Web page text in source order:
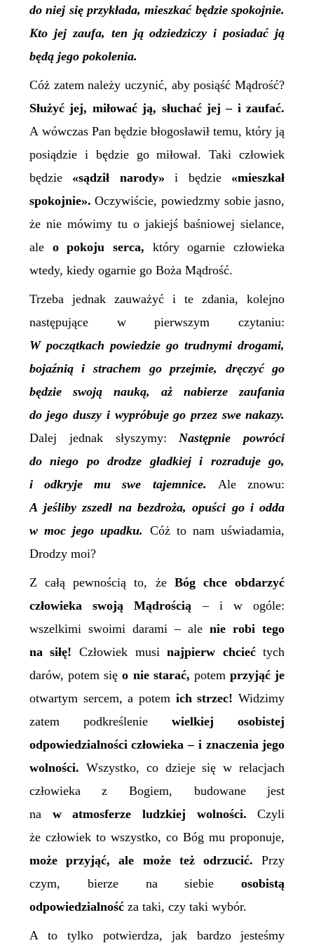
do niej się przykłada, mieszkać będzie spokojnie.
Kto jej zaufa, ten ją odziedziczy i posiadać ją
będą jego pokolenia.
Cóż zatem należy uczynić, aby posiąść Mądrość?
Służyć jej, miłować ją, słuchać jej – i zaufać.
A wówczas Pan będzie błogosławił temu, który ją
posiądzie i będzie go miłował. Taki człowiek
będzie«sądził narody»i będzie«mieszkał
spokojnie».Oczywiście, powiedzmy sobie jasno,
że nie mówimy tu o jakiejś baśniowej sielance,
ale o pokoju serca, który ogarnie człowieka
wtedy, kiedy ogarnie go Boża Mądrość.
Trzeba jednak zauważyć i te zdania, kolejno
następujące w pierwszym czytaniu:
W początkach powiedzie go trudnymi drogami,
bojaźnią i strachem go przejmie, dręczyć go
będzie swoją nauką, aż nabierze zaufania
do jego duszy i wypróbuje go przez swe nakazy.
Dalej jednak słyszymy:Następnie powróci
do niego po drodze gładkiej i rozraduje go,
i odkryje mu swe tajemnice.
Ale znowu:
A jeśliby zszedł na bezdroża, opuści go i odda
w moc jego upadku. Cóż to nam uświadamia,
Drodzy moi?
Z całą pewnością to, że Bóg chce obdarzyć
człowieka swoją Mądrością– i w ogóle:
wszelkimi swoimi darami – alenie robi tego
na siłę! Człowiek musinajpierw chciećtych
darów, potem sięo nie starać, potemprzyjąć je
otwartym sercem, a potem ich strzec!Widzimy
zatem podkreśleniewielkiej osobistej
odpowiedzialności człowieka – i znaczenia jego
wolności. Wszystko, co dzieje się w relacjach
człowieka z Bogiem, budowane jest
na w atmosferze ludzkiej wolności. Czyli
że człowiek to wszystko, co Bóg mu proponuje,
może przyjąć, ale może też odrzucić.Przy
czym, bierze na siebieosobistą
odpowiedzialnośćza taki, czy taki wybór.
A to tylko potwierdza, jak bardzo jesteśmy